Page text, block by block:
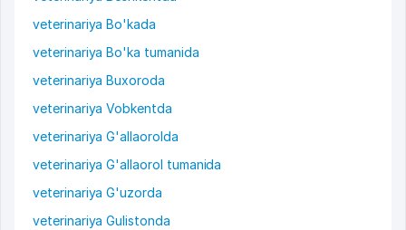
veterinariya Bo'kada
veterinariya Bo'ka tumanida
veterinariya Buxoroda
veterinariya Vobkentda
veterinariya G'allaorolda
veterinariya G'allaorol tumanida
veterinariya G'uzorda
veterinariya Gulistonda